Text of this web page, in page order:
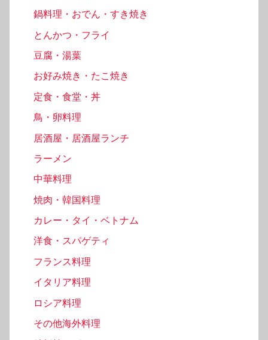
鍋料理・おでん・すき焼き
とんかつ・フライ
豆腐・湯葉
お好み焼き・たこ焼き
定食・食堂・丼
鳥・卵料理
居酒屋・居酒屋ランチ
ラーメン
中華料理
焼肉・韓国料理
カレー・タイ・ベトナム
洋食・スパゲティ
フランス料理
イタリア料理
ロシア料理
その他海外料理